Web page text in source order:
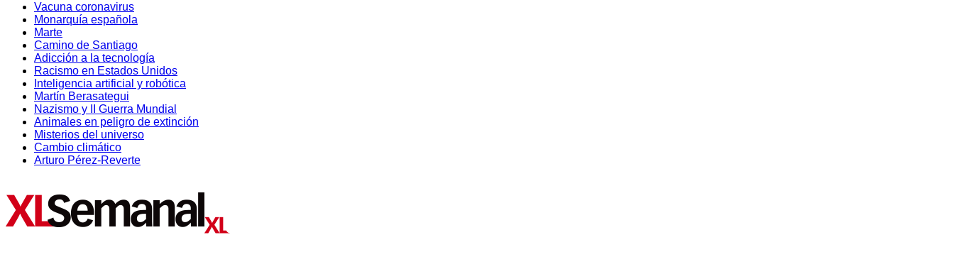
Vacuna coronavirus
Monarquía española
Marte
Camino de Santiago
Adicción a la tecnología
Racismo en Estados Unidos
Inteligencia artificial y robótica
Martín Berasategui
Nazismo y II Guerra Mundial
Animales en peligro de extinción
Misterios del universo
Cambio climático
Arturo Pérez-Reverte